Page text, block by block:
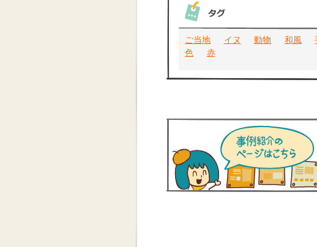
ご当地 イヌ 動物 和風
色
赤